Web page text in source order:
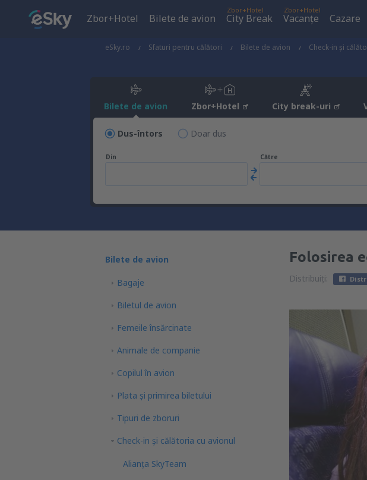
Zbor+Hotel Bilete de avion
Zbor+Hotel
City Break
Zbor+Hotel
Vacanţe Cazare
eSky.ro Sfaturi pentru călători Bilete de avion Check-in și
Bilete de avion Zbor+Hotel City break-uri
Dus-întors Doar dus
Din Către
Bilete de avion
Bagaje
Biletul de avion
Femeile însărcinate
Animale de companie
Copilul în avion
Plata şi primirea biletului
Tipuri de zboruri
Check-in și călătoria cu avionul
Alianța SkyTeam
Folosirea
Distribuiți: